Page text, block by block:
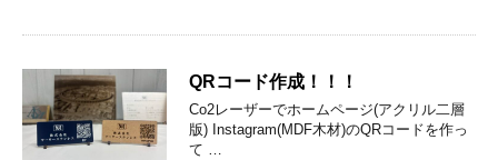
QRコード作成！！！
Co2レーザーでホームページ(アクリル二層
版) Instagram(MDF木材)のQRコードを作っ
て …